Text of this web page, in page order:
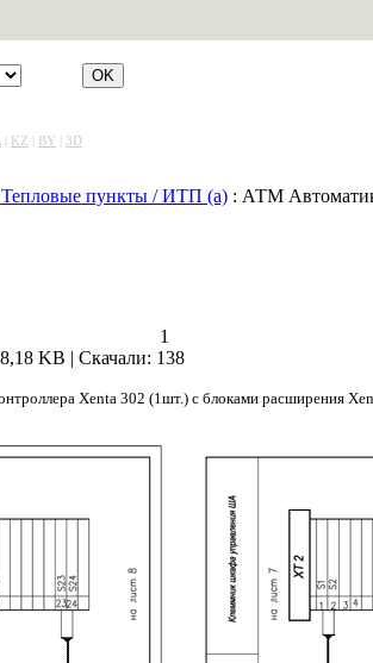
KZ BY 3D
Тепловые пункты / ИТП (а) : АТМ
1
KB | Скачали: 138
Xenta 302 (1шт.) с блоками расширения